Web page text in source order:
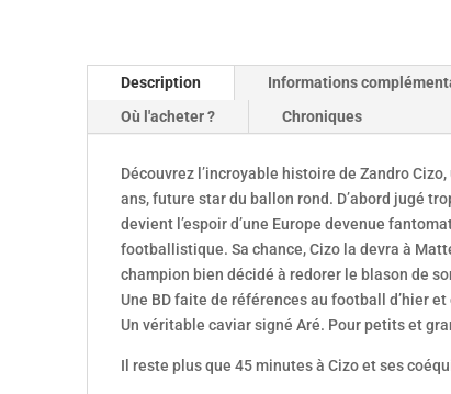
Description
Informations
Où l'acheter ?
Chroniques
Découvrez l’incroyable histoire de Zandro
ans, future star du ballon rond. D’abord jugé
devient l’espoir d’une Europe devenue
footballistique. Sa chance, Cizo la devra à
champion bien décidé à redorer le blason de
Une BD faite de références au football d’hier et
Un véritable caviar signé Aré. Pour petits et
Il reste plus que 45 minutes à Cizo et ses